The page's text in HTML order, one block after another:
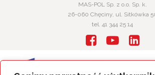
MAS-POL Sp. z o.o. Sp. k.
26-060 Chęciny, ul. Sitkówka
tel. 41 344 25 14